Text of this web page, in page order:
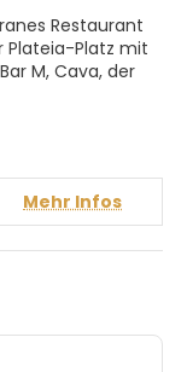
Restaurant
Plateia-Platz mit
M, Cava, der
Mehr Infos